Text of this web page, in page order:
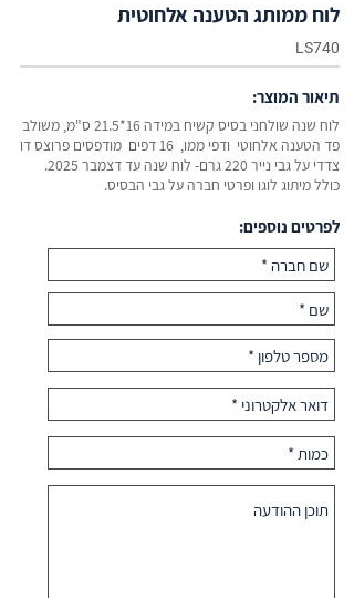
לוח ממותג הטענה אלחוטית
LS740
תיאור המוצר:
לוח שנה שולחני בסיס קשיח במידה 16*21.5 ס"מ, משולב
פד הטענה אלחוטי ודפי ממו, 16 דפים מודפסים פרוצס דו
צדדי על גבי נייר 220 גרם- לוח שנה עד דצמבר 2025.
כולל מיתוג לוגו ופרטי חברה על גבי הבסיס.
לפרטים נוספים: